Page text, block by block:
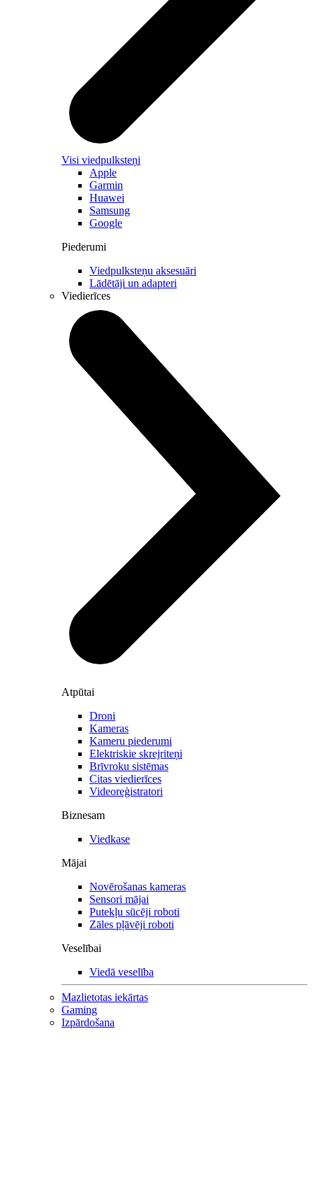
Visi viedpulksteņi
Apple
Garmin
Huawei
Samsung
Google
Piederumi
Viedpulksteņu aksesuāri
Lādētāji un adapteri
Viedierīces
Atpūtai
Droni
Kameras
Kameru piederumi
Elektriskie skrejriteņi
Brīvroku sistēmas
Citas viedierīces
Videoreģistratori
Biznesam
Viedkase
Mājai
Novērošanas kameras
Sensori mājai
Putekļu sūcēji roboti
Zāles pļāvēji roboti
Veselībai
Viedā veselība
Mazlietotas iekārtas
Gaming
Izpārdošana